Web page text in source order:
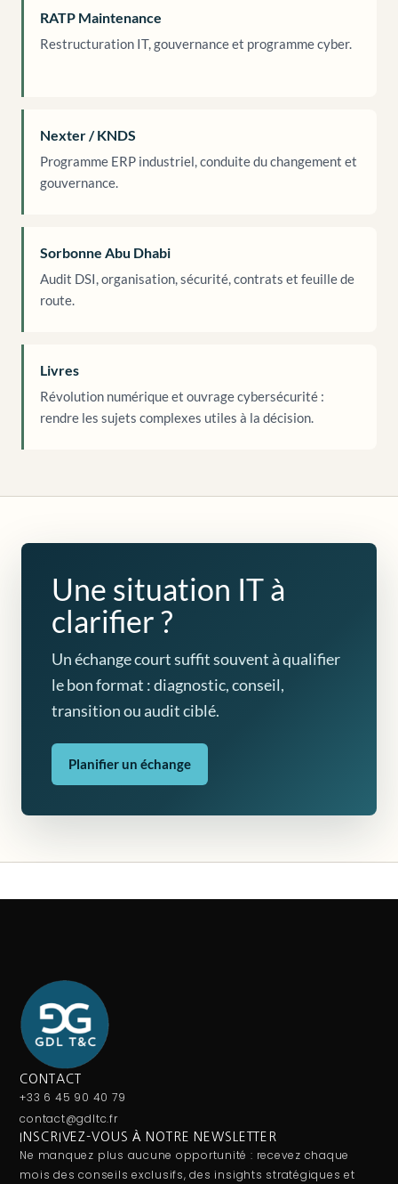
RATP Maintenance
Restructuration IT, gouvernance et programme cyber.
Nexter / KNDS
Programme ERP industriel, conduite du changement et
gouvernance.
Sorbonne Abu Dhabi
Audit DSI, organisation, sécurité, contrats et feuille de
route.
Livres
Révolution numérique et ouvrage cybersécurité :
rendre les sujets complexes utiles à la décision.
Une situation IT à
clarifier ?
Un échange court suffit souvent à qualifier
le bon format : diagnostic, conseil,
transition ou audit ciblé.
Planifier un échange
CONTACT
+33 6 45 90 40 79
contact@gdltc.fr
INSCRIVEZ-VOUS À NOTRE NEWSLETTER
Ne manquez plus aucune opportunité : recevez chaque
mois des conseils exclusifs, des insights stratégiques et